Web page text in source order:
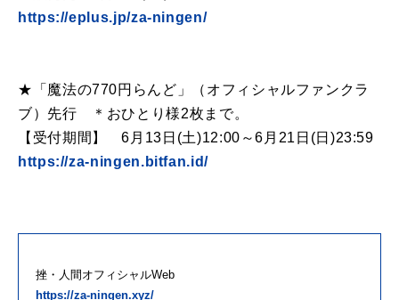
https://eplus.jp/za-ningen/
★「魔法の770円らんど」（オフィシャルファンクラ
ブ）先行 ＊おひとり様2枚まで。
【受付期間】 6月13日(土)12:00～6月21日(日)23:59
https://za-ningen.bitfan.id/
挫・人間オフィシャルWeb
https://za-ningen.xyz/